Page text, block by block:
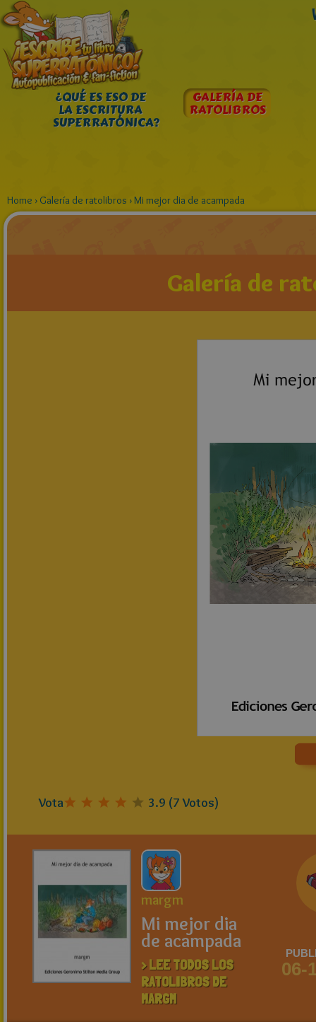
¿QUÉ ES ESO DE
LA ESCRITURA
SUPERRATÓNICA?
GALERÍA DE
RATOLIBROS
Home › Galería de ratolibros ›Mi mejor dia de acampada
Galería de
Vota 3.9 (7Votos)
margm
Mi mejor dia
de acampada
> LEE TODOS LOS
RATOLIBROS DE
MARGM
06-